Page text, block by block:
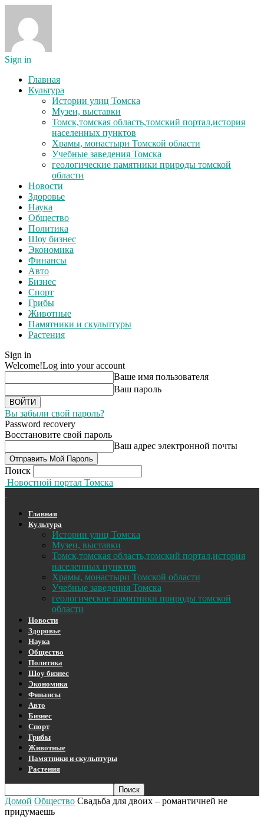
Sign in
Главная
Культура
Истории улиц Томска
Музеи, выставки
Томск,томская область,томский портал,история
населенных пунктов
Храмы, монастыри Томской области
Учебные заведения Томска
геологические памятники природы томской
области
Новости
Здоровье
Наука
Общество
Политика
Шоу бизнес
Экономика
Финансы
Авто
Бизнес
Спорт
Грибы
Животные
Памятники и скульптуры
Растения
Sign in
Welcome!Log into your account
Ваше имя пользователя
Ваш пароль
Вы забыли свой пароль?
Password recovery
Восстановите свой пароль
Ваш адрес электронной почты
Поиск
Новостной портал Томска
Главная
Культура
Истории улиц Томска
Музеи, выставки
Томск,томская область,томский портал,история
населенных пунктов
Храмы, монастыри Томской области
Учебные заведения Томска
геологические памятники природы томской
области
Новости
Здоровье
Наука
Общество
Политика
Шоу бизнес
Экономика
Финансы
Авто
Бизнес
Спорт
Грибы
Животные
Памятники и скульптуры
Растения
Домой Общество Свадьба для двоих – романтичней не
придумаешь